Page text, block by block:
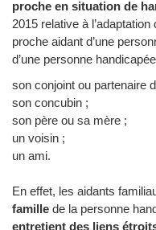
proche en situation de
2015 relative à
proche aidant d’une
d’une personne
son conjoint ou partenaire
son concubin ;
son père ou sa mère ;
un voisin ;
un ami.
En effet, les aidants
famille de la personne
entretient des liens